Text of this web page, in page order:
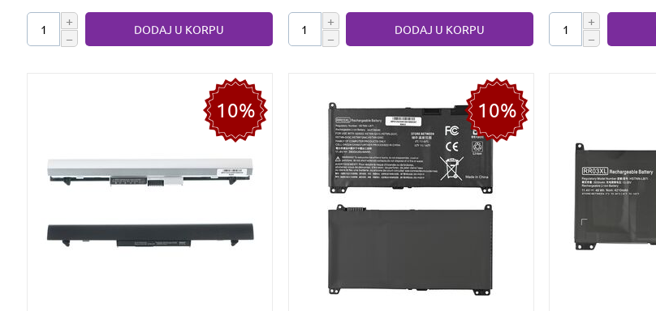
+
−
DODAJ U KORPU
+
−
DODAJ U KORPU
+
−
10% 10%